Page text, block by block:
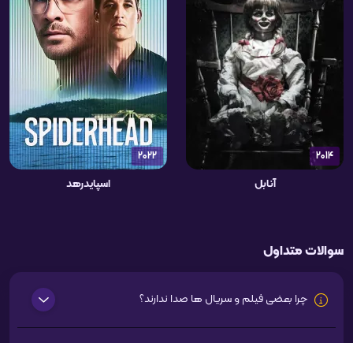
2014
آنابل
2022
اسپایدرهد
سوالات متداول
چرا بعضی فیلم و سریال ها صدا ندارند؟